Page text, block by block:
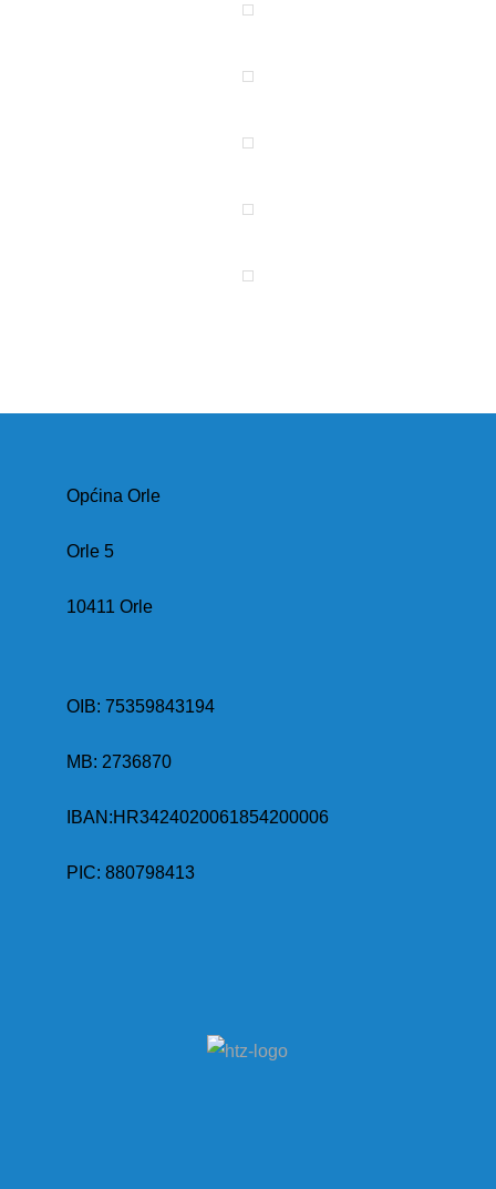
Općina Orle
Orle 5
10411 Orle
OIB: 75359843194
MB: 2736870
IBAN:HR3424020061854200006
PIC: 880798413